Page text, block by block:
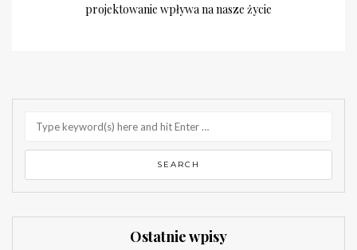
projektowanie wpływa na nasze życie
Ostatnie wpisy